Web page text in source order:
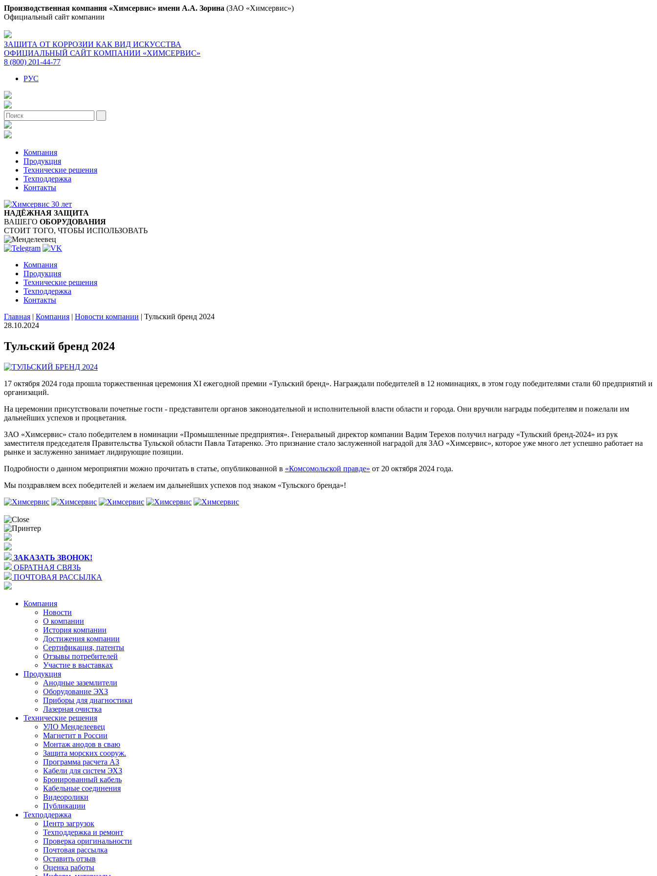
Производственная компания «Химсервис» имени А.А. Зорина (ЗАО «Химсервис»)
Официальный сайт компании
ЗАЩИТА ОТ КОРРОЗИИ КАК ВИД ИСКУССТВА
ОФИЦИАЛЬНЫЙ САЙТ КОМПАНИИ «ХИМСЕРВИС»
8 (800) 201-44-77
РУС
Компания
Продукция
Технические решения
Техподдержка
Контакты
НАДЁЖНАЯ ЗАЩИТА
ВАШЕГО ОБОРУДОВАНИЯ
СТОИТ ТОГО, ЧТОБЫ ИСПОЛЬЗОВАТЬ
Компания
Продукция
Технические решения
Техподдержка
Контакты
Главная | Компания | Новости компании | Тульский бренд 2024
28.10.2024
Тульский бренд 2024
17 октября 2024 года прошла торжественная церемония XI ежегодной премии «Тульский бренд». Награждали победителей в 12 номинациях, в этом году победителями стали 60 предприятий и
организаций.
На церемонии присутствовали почетные гости - представители органов законодательной и исполнительной власти области и города. Они вручили награды победителям и пожелали им
дальнейших успехов и процветания.
ЗАО «Химсервис» стало победителем в номинации «Промышленные предприятия». Генеральный директор компании Вадим Терехов получил награду «Тульский бренд-2024» из рук
заместителя председателя Правительства Тульской области Павла Татаренко. Это признание стало заслуженной наградой для ЗАО «Химсервис», которое уже много лет успешно работает на
рынке и заслуженно занимает лидирующие позиции.
Подробности о данном мероприятии можно прочитать в статье, опубликованной в «Комсомольской правде» от 20 октября 2024 года.
Мы поздравляем всех победителей и желаем им дальнейших успехов под знаком «Тульского бренда»!
ЗАКАЗАТЬ ЗВОНОК!
ОБРАТНАЯ СВЯЗЬ
ПОЧТОВАЯ РАССЫЛКА
Компания
Новости
О компании
История компании
Достижения компании
Сертификация, патенты
Отзывы потребителей
Участие в выставках
Продукция
Анодные заземлители
Оборудование ЭХЗ
Приборы для диагностики
Лазерная очистка
Технические решения
УЛО Менделеевец
Магнетит в России
Монтаж анодов в сваю
Защита морских сооруж.
Программа расчета АЗ
Кабели для систем ЭХЗ
Бронированный кабель
Кабельные соединения
Видеоролики
Публикации
Техподдержка
Центр загрузок
Техподдержка и ремонт
Проверка оригинальности
Почтовая рассылка
Оставить отзыв
Оценка работы